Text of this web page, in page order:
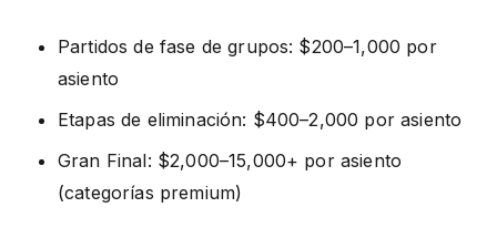
Partidos de fase de grupos: $200–1,000 por
asiento
Etapas de eliminación: $400–2,000 por asiento
Gran Final: $2,000–15,000+ por asiento
(categorías premium)